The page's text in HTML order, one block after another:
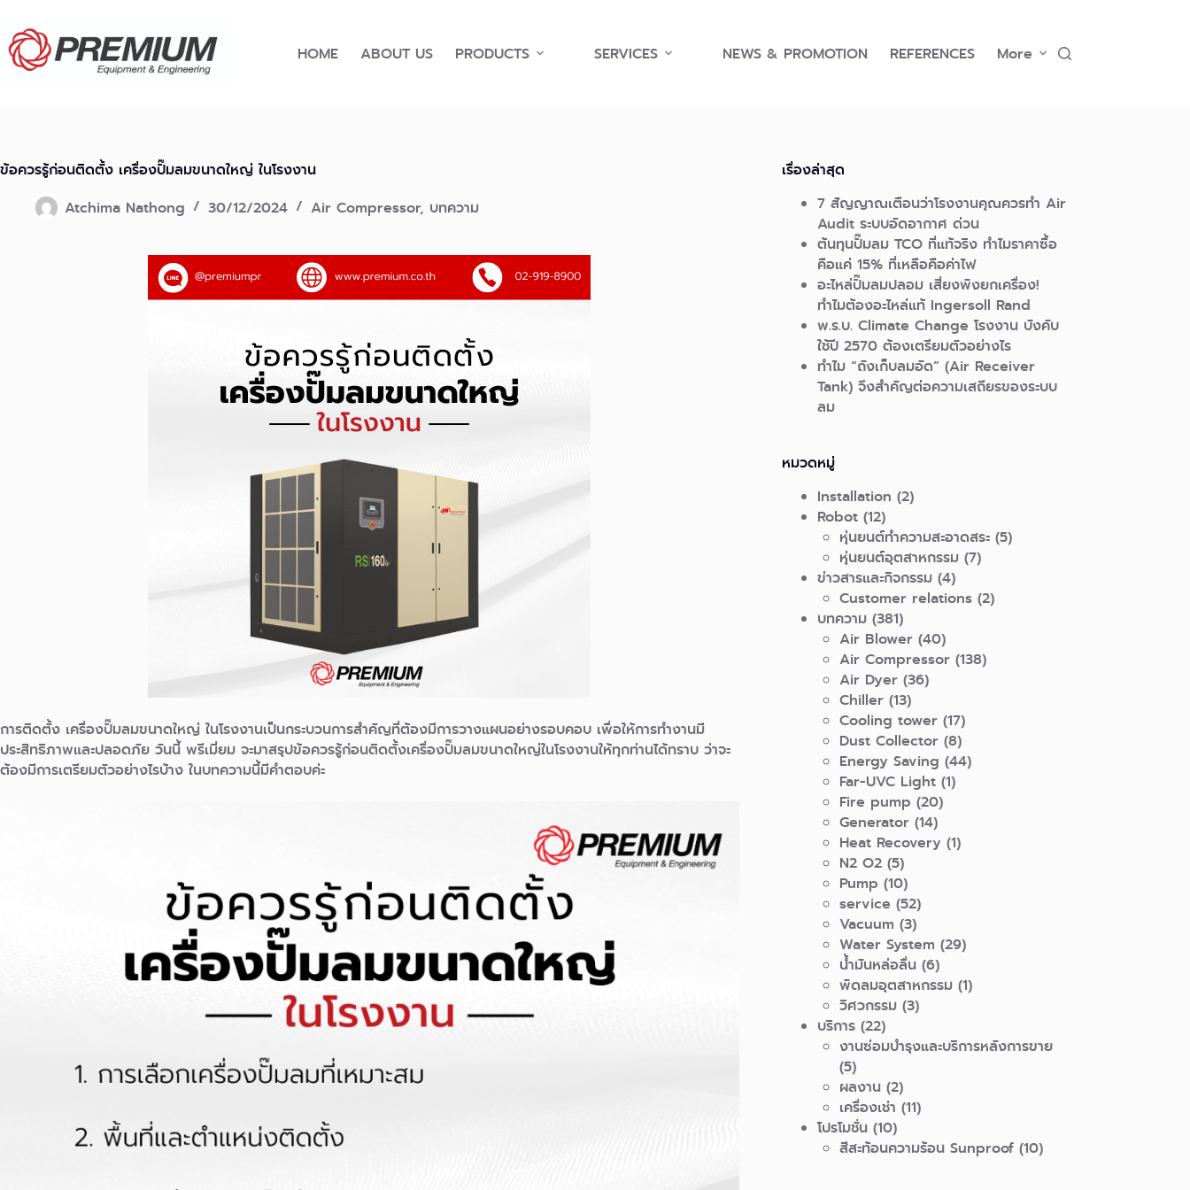
content
HOME ABOUT US PRODUCTS SERVICES NEWS & PROMOTION REFERENCES More
ข้อควรรู้ก่อนติดตั้ง เครื่องปั๊มลมขนาดใหญ่ ในโรงงาน
Atchima Nathong
30/12/2024 Air Compressor, บทความ
การติดตั้ง เครื่องปั๊มลมขนาดใหญ่ ในโรงงานเป็นกระบวนการสำคัญที่ต้องมีการวางแผนอย่างรอบคอบ เพื่อให้การทำงานมี
ประสิทธิภาพและปลอดภัย วันนี้ พรีเมี่ยม จะมาสรุปข้อควรรู้ก่อนติดตั้งเครื่องปั๊มลมขนาดใหญ่ในโรงงานให้ทุกท่านได้ทราบ ว่าจะ
ต้องมีการเตรียมตัวอย่างไรบ้าง ในบทความนี้มีคำตอบค่ะ
เรื่องล่าสุด
7 สัญญาณเตือนว่าโรงงานคุณควรทำ Air
Audit ระบบอัดอากาศ ด่วน
ต้นทุนปั๊มลม TCO ที่แท้จริง ทำไมราคาซื้อ
คือแค่ 15% ที่เหลือคือค่าไฟ
อะไหล่ปั๊มลมปลอม เสี่ยงพังยกเครื่อง!
ทำไมต้องอะไหล่แท้ Ingersoll Rand
พ.ร.บ. Climate Change โรงงาน บังคับ
ใช้ปี 2570 ต้องเตรียมตัวอย่างไร
ทำไม “ถังเก็บลมอัด” (Air Receiver
Tank) จึงสำคัญต่อความเสถียรของระบบ
ลม
หมวดหมู่
Installation (2)
Robot (12)
หุ่นยนต์ทำความสะอาดสระ (5)
หุ่นยนต์อุตสาหกรรม (7)
ข่าวสารและกิจกรรม (4)
Customer relations (2)
บทความ (381)
Air Blower (40)
Air Compressor (138)
Air Dyer (36)
Chiller (13)
Cooling tower (17)
Dust Collector (8)
Energy Saving (44)
Far-UVC Light (1)
Fire pump (20)
Generator (14)
Heat Recovery (1)
N2 O2 (5)
Pump (10)
service (52)
Vacuum (3)
Water System (29)
น้ำมันหล่อลื่น (6)
พัดลมอุตสาหกรรม (1)
วิศวกรรม (3)
บริการ (22)
งานซ่อมบำรุงและบริการหลังการขาย
(5)
ผลงาน (2)
เครื่องเช่า (11)
โปรโมชั่น (10)
สีสะท้อนความร้อน Sunproof (10)